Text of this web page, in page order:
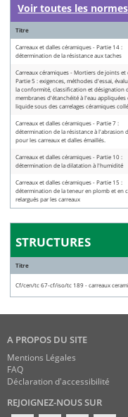
Voir toutes les
Titre
Carreaux et dalles céramiques - Partie 14 :
détermination de la résistance aux taches
Carreaux céramiques - Mortiers de joints et
Partie 5 : exigences, méthodes d'essai,
la conformité, classification et désignation
membranes d'étanchéité à l'eau appliquées
liquide sous des carrelages céramiques
Carreaux et dalles céramiques - Partie 7 :
détermination de la résistance à l'abrasion
pour les carreaux et dalles émaillés.
Carreaux et dalles céramiques - Partie 10 :
détermination de la dilatation à l'humidité
Carreaux et dalles céramiques - Partie 15 :
détermination de la teneur en plomb et en
relargués par les carreaux
STRUCTURES
Titre
Cf/cen/tc 67-cf/iso/tc 189 - carreaux
A PROPOS DU SITE
Mentions Légales
FAQ
Déclaration d'accessibilité
REJOIGNEZ-NOUS SUR